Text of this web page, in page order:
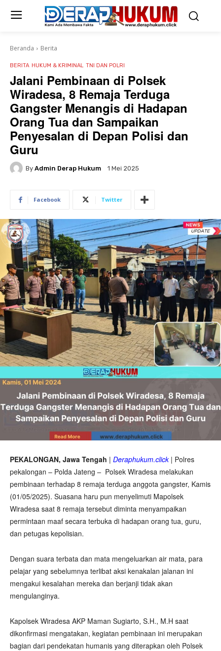
Beranda Berita
BERITA HUKUM & KRIMINAL TNI DAN POLRI
Jalani Pembinaan di Polsek
Wiradesa, 8 Remaja Terduga
Gangster Menangis di Hadapan
Orang Tua dan Sampaikan
Penyesalan di Depan Polisi dan
Guru
By Admin Derap Hukum 1 Mei 2025
Facebook Twitter
PEKALONGAN, Jawa Tengah | Deraphukum.click| Polres
pekalongan – Polda Jateng – Polsek Wiradesa melakukan
pembinaan terhadap 8 remaja terduga anggota gangster, Kamis
(01/05/2025). Suasana haru pun menyelimuti Mapolsek
Wiradesa saat 8 remaja tersebut diminta menyampaikan
permintaan maaf secara terbuka di hadapan orang tua, guru,
dan petugas kepolisian.
Dengan suara terbata dan mata mengeluarkan air mata, para
pelajar yang sebelumnya terlibat aksi kenakalan jalanan ini
mengakui kesalahan mereka dan berjanji tidak akan
mengulanginya.
Kapolsek Wiradesa AKP Maman Sugiarto, S.H., M.H saat
dikonfirmasi mengatakan, kegiatan pembinaan ini merupakan
bagian dari pendekatan humanis yang diterapkan oleh Polsek